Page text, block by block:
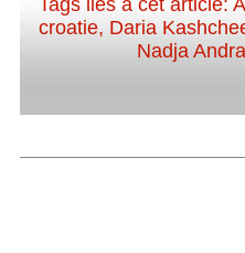
Tags liés à cet article:
croatie, Daria
Nadja